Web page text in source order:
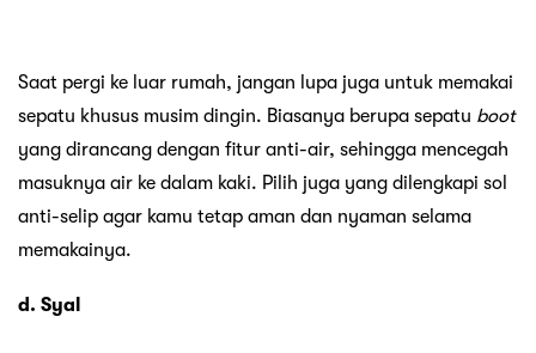
Saat pergi ke luar rumah, jangan lupa juga untuk memakai
sepatu khusus musim dingin. Biasanya berupa sepatu boot
yang dirancang dengan fitur anti-air, sehingga mencegah
masuknya air ke dalam kaki. Pilih juga yang dilengkapi sol
anti-selip agar kamu tetap aman dan nyaman selama
memakainya.
d. Syal